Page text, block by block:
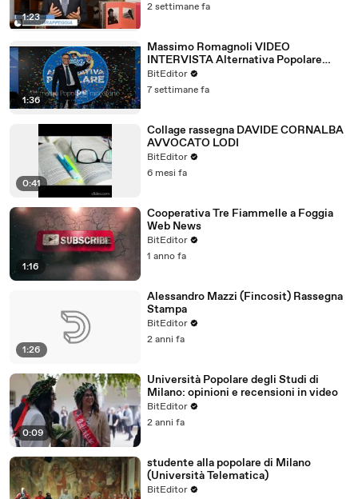
1:23
2 settimane fa
1:36
Massimo Romagnoli VIDEO
INTERVISTA Alternativa Popolare
Frankfurt Giugno 2026
BitEditor
7 settimane fa
0:41
Collage rassegna DAVIDE CORNALBA
AVVOCATO LODI
BitEditor
6 mesi fa
1:16
Cooperativa Tre Fiammelle a Foggia
Web News
BitEditor
1 anno fa
1:26
Alessandro Mazzi (Fincosit) Rassegna
Stampa
BitEditor
2 anni fa
0:09
Università Popolare degli Studi di
Milano: opinioni e recensioni in video
BitEditor
2 anni fa
studente alla popolare di Milano
(Università Telematica)
BitEditor